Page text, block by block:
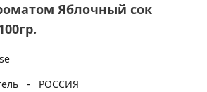
Яблочный сок
-
РОССИЯ